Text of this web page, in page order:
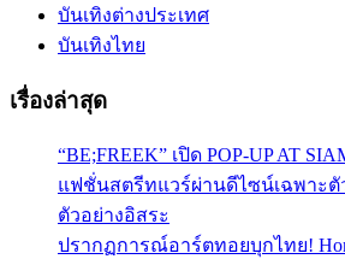
บันเทิงต่างประเทศ
บันเทิงไทย
เรื่องล่าสุด
“BE;FREEK” เปิด POP-UP AT
แฟชั่นสตรีทแวร์ผ่านดีไซน์เฉพาะตั
ตัวอย่างอิสระ
ปรากฏการณ์อาร์ตทอยบุกไทย!